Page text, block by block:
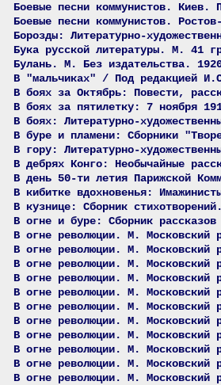
Боевые песни коммунистов. Киев.
Боевые песни коммунистов.
Борозды: Литературно-
Бука русской литературы. М. 41
Булань. М. Без издательства.
В "мальчиках" / Под редакцией
В боях за Октябрь: Повести,
В боях за пятилетку: 7 ноября
В боях: Литературно-
В буре и пламени: Сборники
В гору: Литературно-
В дебрях Конго: Необычайные
В день 50-ти летия Парижской
В кибитке вдохновенья:
В кузнице: Сборник
В огне и буре: Сборник
В огне революции. М. Московский
В огне революции. М. Московский
В огне революции. М. Московский
В огне революции. М. Московский
В огне революции. М. Московский
В огне революции. М. Московский
В огне революции. М. Московский
В огне революции. М. Московский
В огне революции. М. Московский
В огне революции. М. Московский
В огне революции. М. Московский